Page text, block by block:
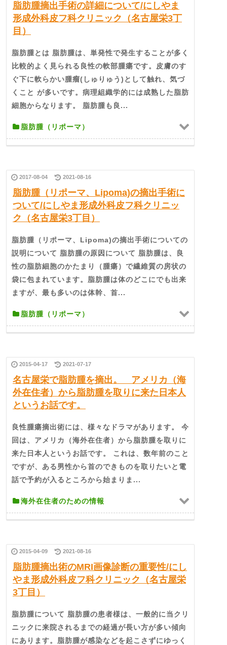
脂肪腫摘出手術の詳細について/にしやま
形成外科皮フ科クリニック（名古屋栄3丁
目）
脂肪腫とは 脂肪腫は、単発性で発生することが多く
比較的よく見られる良性の軟部腫瘍です。皮膚のす
ぐ下に軟らかい腫瘤(しゅりゅう)として触れ、気づ
くこと が多いです。病理組織学的には成熟した脂肪
細胞からなります。 脂肪腫も良...
脂肪腫（リポーマ）
2017-08-04 2021-08-16
脂肪腫（リポーマ、Lipoma)の摘出手術に
ついて/にしやま形成外科皮フ科クリニッ
ク（名古屋栄3丁目）
脂肪腫（リポーマ、Lipoma)の摘出手術についての
説明について 脂肪腫の原因について 脂肪腫は、良
性の脂肪細胞のかたまり（腫瘍）で繊維質の房状の
袋に包まれています。脂肪腫は体のどこにでも出来
ますが、最も多いのは体幹、首...
脂肪腫（リポーマ）
2015-04-17 2021-07-17
名古屋栄で脂肪腫を摘出。 アメリカ（海
外在住者）から脂肪腫を取りに来た日本人
というお話です。
良性腫瘍摘出術には、様々なドラマがあります。 今
回は、アメリカ（海外在住者）から脂肪腫を取りに
来た日本人というお話です。 これは、数年前のこと
ですが、ある男性から首のできものを取りたいと電
話で予約が入るところから始まりま...
海外在住者のための情報
2015-04-09 2021-08-16
脂肪腫摘出術のMRI画像診断の重要性/にし
やま形成外科皮フ科クリニック（名古屋栄
3丁目）
脂肪腫について 脂肪腫の患者様は、一般的に当クリ
ニックに来院されるまでの経過が長い方が多い傾向
にあります。脂肪腫が感染などを起こさずにゆっく